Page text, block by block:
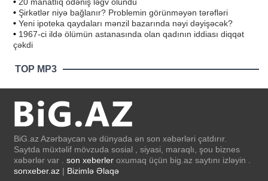
• Şirkətlər niyə bağlanır? Problemin görünməyən tərəfləri
• Yeni ipoteka qaydaları mənzil bazarında nəyi dəyişəcək?
• 1967-ci ildə ölümün astanasında olan qadının iddiası diqqət
çəkdi
TOP MP3
BiG.az Azərbaycan və dünyada ən son xəbərləri çatdırır.
Saytda müxtəlif mövzuda sosial , siyasi, maraqlı, şou biznes
xəbərlər var . son xeberler oxumaq üçün big.az saytını izləyin .
sonxeber.az | Bizimlə Əlaqə